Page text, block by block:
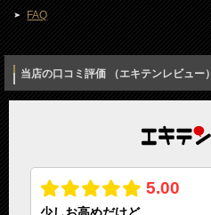
FAQ
当店の口コミ評価 （エキテンレビュー）